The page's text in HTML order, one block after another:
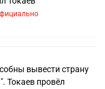
вывести страну
Токаев провёл